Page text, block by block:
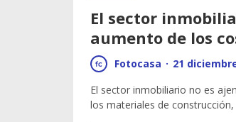
El sector
aumento de los
Fotocasa · 21
El sector inmobiliario no es
los materiales de